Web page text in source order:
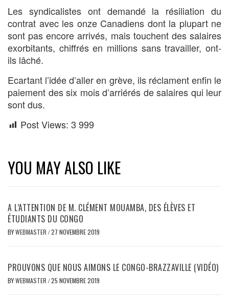
Les syndicalistes ont demandé la résiliation du
contrat avec les onze Canadiens dont la plupart ne
sont pas encore arrivés, mais touchent des salaires
exorbitants, chiffrés en millions sans travailler, ont-
ils lâché.
Ecartant l’idée d’aller en grève, ils réclament enfin le
paiement des six mois d’arriérés de salaires qui leur
sont dus.
Post Views: 3 999
YOU MAY ALSO LIKE
A L’ATTENTION DE M. CLÉMENT MOUAMBA, DES ÉLÈVES ET
ÉTUDIANTS DU CONGO
BYWEBMASTER /27 NOVEMBRE 2019
PROUVONS QUE NOUS AIMONS LE CONGO-BRAZZAVILLE (VIDÉO)
BYWEBMASTER /25 NOVEMBRE 2019